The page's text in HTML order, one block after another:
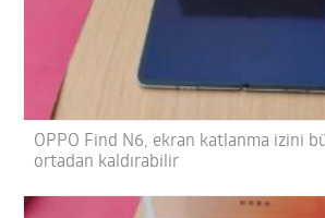
OPPO Find N6, ekran katlanma izini
ortadan kaldırabilir